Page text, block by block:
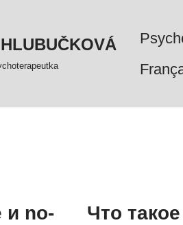
и no-
Что